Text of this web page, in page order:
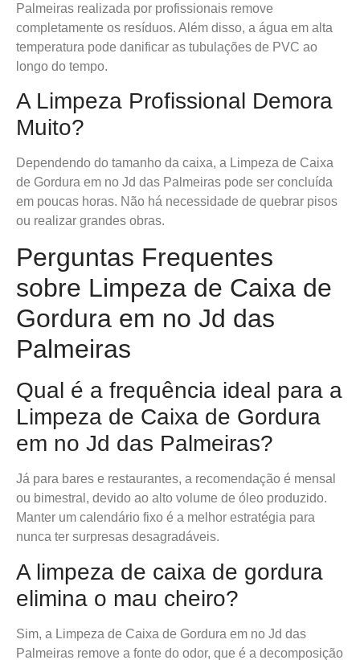
Palmeiras realizada por profissionais remove
completamente os resíduos. Além disso, a água em alta
temperatura pode danificar as tubulações de PVC ao
longo do tempo.
A Limpeza Profissional Demora
Muito?
Dependendo do tamanho da caixa, a Limpeza de Caixa
de Gordura em no Jd das Palmeiras pode ser concluída
em poucas horas. Não há necessidade de quebrar pisos
ou realizar grandes obras.
Perguntas Frequentes
sobre Limpeza de Caixa de
Gordura em no Jd das
Palmeiras
Qual é a frequência ideal para a
Limpeza de Caixa de Gordura
em no Jd das Palmeiras?
Já para bares e restaurantes, a recomendação é mensal
ou bimestral, devido ao alto volume de óleo produzido.
Manter um calendário fixo é a melhor estratégia para
nunca ter surpresas desagradáveis.
A limpeza de caixa de gordura
elimina o mau cheiro?
Sim, a Limpeza de Caixa de Gordura em no Jd das
Palmeiras remove a fonte do odor, que é a decomposição